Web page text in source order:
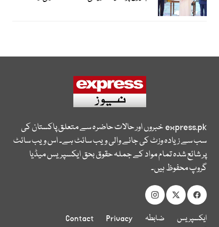
express.pkخبروں اور حالات حاضرہ سے متعلق پاکستان کی
سب سے زیادہ وزٹ کی جانے والی ویب سائٹ ہے۔ اس ویب سائٹ
پر شائع شدہ تمام مواد کے جملہ حقوق بحق ایکسپریس میڈیا
گروپ محفوظ ہیں۔
ایکسپریس
ضابطہ
Privacy
Contact